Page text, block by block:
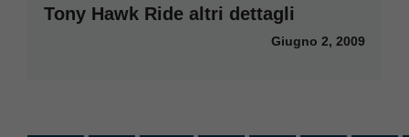
Tony Hawk Ride altri dettagli
Giugno 2, 2009